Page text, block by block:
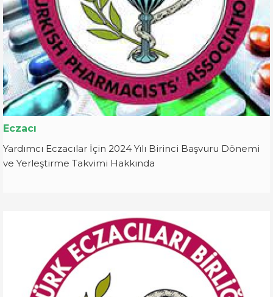
Eczacı
Yardımcı Eczacılar İçin 2024 Yılı Birinci Başvuru Dönemi
ve Yerleştirme Takvimi Hakkında